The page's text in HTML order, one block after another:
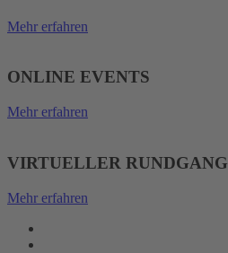
Mehr erfahren
ONLINE EVENTS
Mehr erfahren
VIRTUELLER RUNDGANG
Mehr erfahren